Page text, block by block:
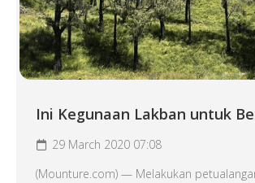
Ini Kegunaan Lakban untuk
29 March 2020 07:08
(Mounture.com) — Melakukan